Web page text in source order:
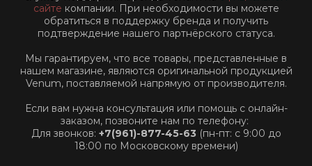
сайте компании. При необходимости вы можете
обратиться в поддержку бренда и получить
подтверждение нашего партнёрского статуса.
Мы гарантируем, что все товары, представленные в
нашем магазине, являются оригинальной продукцией
Venum, поставляемой напрямую от производителя.
Если вам нужна консультация или помощь с онлайн-
заказом, позвоните нам по телефону:
Для звонков: +7(961)-877-45-63 (пн-пт: с 9:00 до
18:00 по Московскому времени)